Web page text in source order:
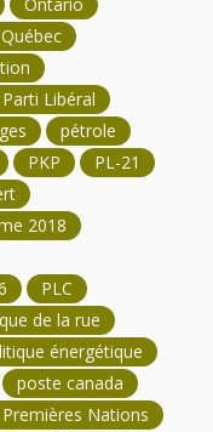
Parti Libéral
pétrole
PKP
PL-21
2018
PLC
de la rue
énergétique
poste canada
Premières Nations